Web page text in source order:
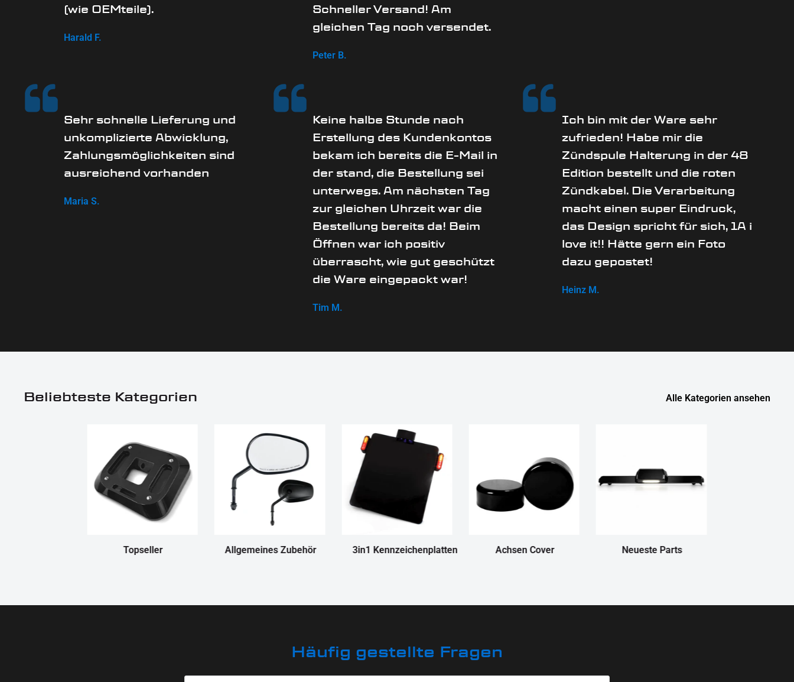
(wie OEMteile).
Harald F.
Schneller Versand! Am
gleichen Tag noch versendet.
Peter B.
Sehr schnelle Lieferung und
unkomplizierte Abwicklung,
Zahlungsmöglichkeiten sind
ausreichend vorhanden
Maria S.
Keine halbe Stunde nach
Erstellung des Kundenkontos
bekam ich bereits die E-Mail in
der stand, die Bestellung sei
unterwegs. Am nächsten Tag
zur gleichen Uhrzeit war die
Bestellung bereits da! Beim
Öffnen war ich positiv
überrascht, wie gut geschützt
die Ware eingepackt war!
Tim M.
Ich bin mit der Ware sehr
zufrieden! Habe mir die
Zündspule Halterung in der 48
Edition bestellt und die roten
Zündkabel. Die Verarbeitung
macht einen super Eindruck,
das Design spricht für sich, 1A i
love it!! Hätte gern ein Foto
dazu gepostet!
Heinz M.
Beliebteste Kategorien Alle Kategorien ansehen
Topseller Allgemeines Zubehör 3in1 Kennzeichenplatten Achsen Cover Neueste Parts
Häufig gestellte Fragen